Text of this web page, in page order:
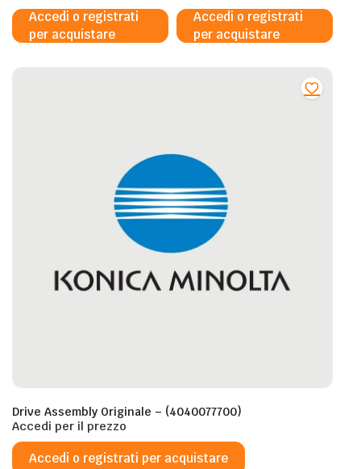
Accedi o registrati
per acquistare
Accedi o registrati
per acquistare
Drive Assembly Originale – (4040077700)
Accedi per il prezzo
Accedi o registrati per acquistare